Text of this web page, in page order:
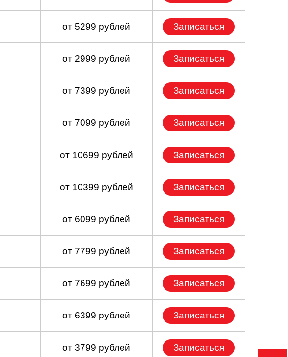
от 5299 рублей Записаться
от 2999 рублей Записаться
от 7399 рублей Записаться
от 7099 рублей Записаться
от 10699 рублей Записаться
от 10399 рублей Записаться
от 6099 рублей Записаться
от 7799 рублей Записаться
от 7699 рублей Записаться
от 6399 рублей Записаться
от 3799 рублей Записаться